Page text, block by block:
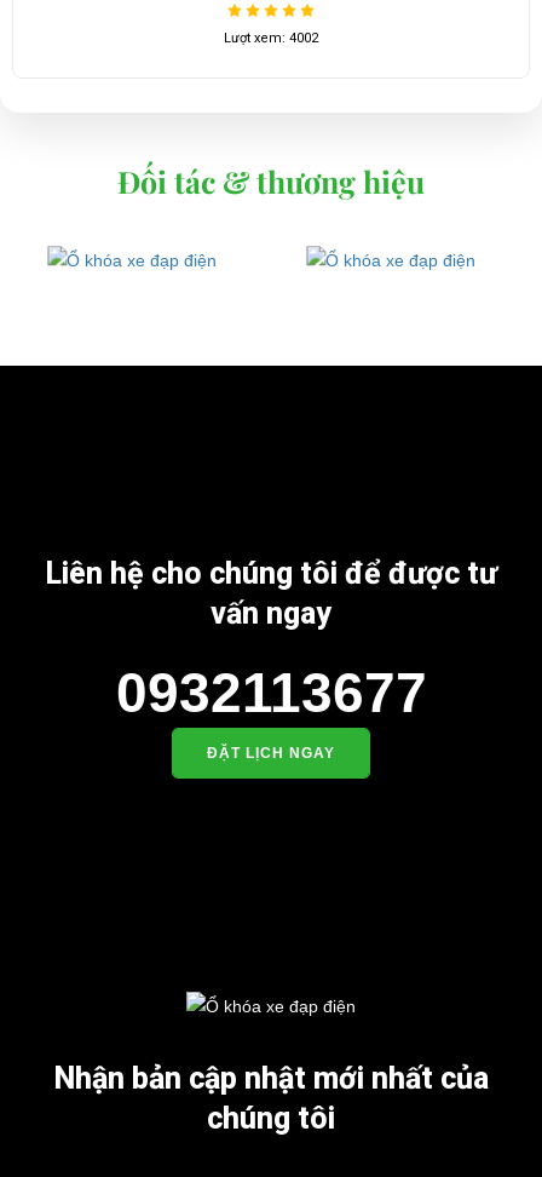
Lượt xem: 4002
Đối tác & thương hiệu
Liên hệ cho chúng tôi để được tư
vấn ngay
0932113677
ĐẶT LỊCH NGAY
Nhận bản cập nhật mới nhất của
chúng tôi